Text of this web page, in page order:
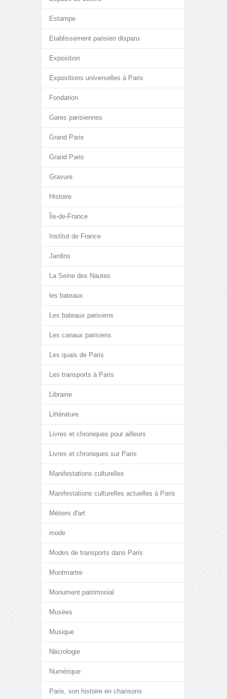
Estampe
Etablissement parisien disparu
Exposition
Expositions universelles à Paris
Fondation
Gares parisiennes
Grand Paris
Grand Paris
Gravure
Histoire
Île-de-France
Institut de France
Jardins
La Seine des Nautes
les bateaux
Les bateaux parisiens
Les canaux parisiens
Les quais de Paris
Les transports à Paris
Librairie
Littérature
Livres et chroniques pour ailleurs
Livres et chroniques sur Paris
Manifestations culturelles
Manifestations culturelles actuelles à Paris
Métiers d'art
mode
Modes de transports dans Paris
Montmartre
Monument patrimonial
Musées
Musique
Nécrologie
Numérique
Paris, son histoire en chansons